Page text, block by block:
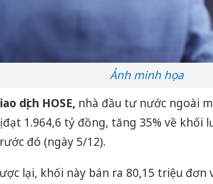
Ảnh minh họa
dịch HOSE,nhà đầu tư nước ngoài
1.964,6 tỷ đồng, tăng 35% về khối
đó (ngày 5/12).
lại, khối này bán ra 80,15 triệu đơn